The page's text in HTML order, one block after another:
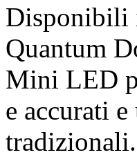
Disponibili
Quantum
Mini LED
e accurati
tradizionali.